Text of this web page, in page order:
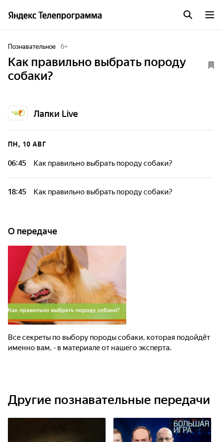
Познавательное 6+
Как правильно выбрать породу
собаки?
Лапки Live
ПН, 10 АВГ
06:45 Как правильно выбрать породу собаки?
18:45 Как правильно выбрать породу собаки?
О передаче
Все секреты по выбору породы собаки, которая подойдёт
именно вам, - в материале от нашего эксперта.
Другие познавательные передачи